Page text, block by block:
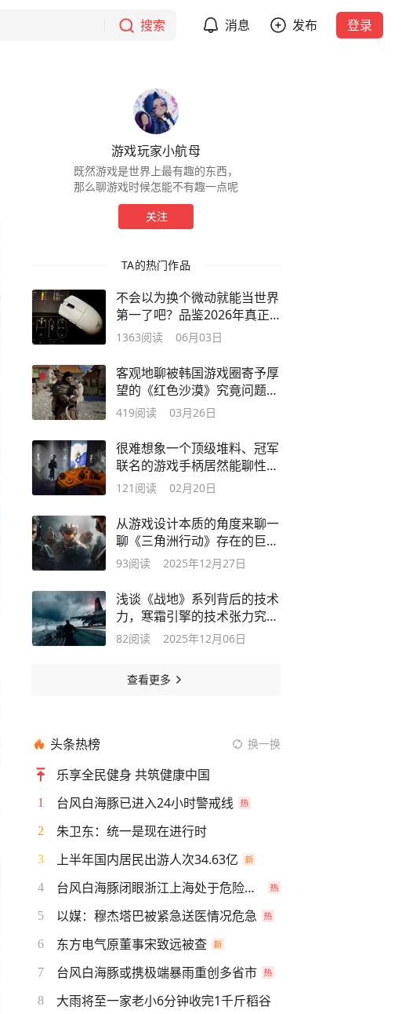
搜索 消息 发布 登录
游戏玩家小航母
既然游戏是世界上最有趣的东西，
那么聊游戏时候怎能不有趣一点呢
关注
TA的热门作品
不会以为换个微动就能当世界
第一了吧？品鉴2026年真正
的"世一鼠"
1363阅读 06月03日
客观地聊被韩国游戏圈寄予厚
望的《红色沙漠》究竟问题出
在哪？
419阅读 03月26日
很难想象一个顶级堆料、冠军
联名的游戏手柄居然能聊性价
比！
121 阅读 02月20日
从游戏设计本质的角度来聊一
聊《三角洲行动》存在的巨大
局限性！
93阅读 2025年12月27日
浅谈《战地》系列背后的技术
力，寒霜引擎的技术张力究竟
有多强！
82阅读 2025年12月06日
查看更多
头条热榜 换一换
乐享全民健身 共筑健康中国
1 台风白海豚已进入24小时警戒线
2 朱卫东：统一是现在进行时
3 上半年国内居民出游人次34.63亿
4 台风白海豚闭眼浙江上海处于危险半圆
5 以媒：穆杰塔巴被紧急送医情况危急
6 东方电气原董事宋致远被查
7 台风白海豚或携极端暴雨重创多省市
8 大雨将至一家老小6分钟收完1千斤稻谷